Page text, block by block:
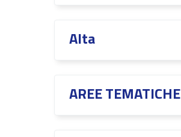
Alta
AREE TEMATICHE